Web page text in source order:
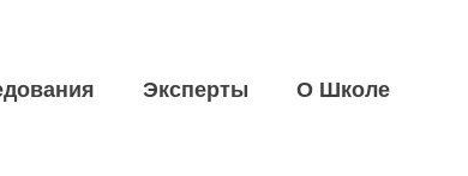
Эксперты О Школе